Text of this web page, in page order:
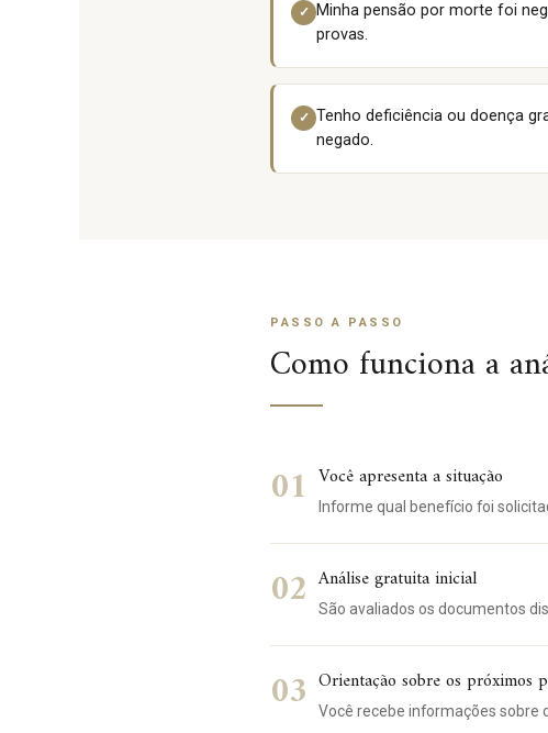
✓
Minha pensão por morte foi
provas.
✓ Tenho deficiência ou doença
negado.
PASSO A PASSO
Como funciona a
01 Você apresenta a situação
Informe qual benefício foi
02 Análise gratuita inicial
São avaliados os documentos
03 Orientação sobre os próximos
Você recebe informações sobre